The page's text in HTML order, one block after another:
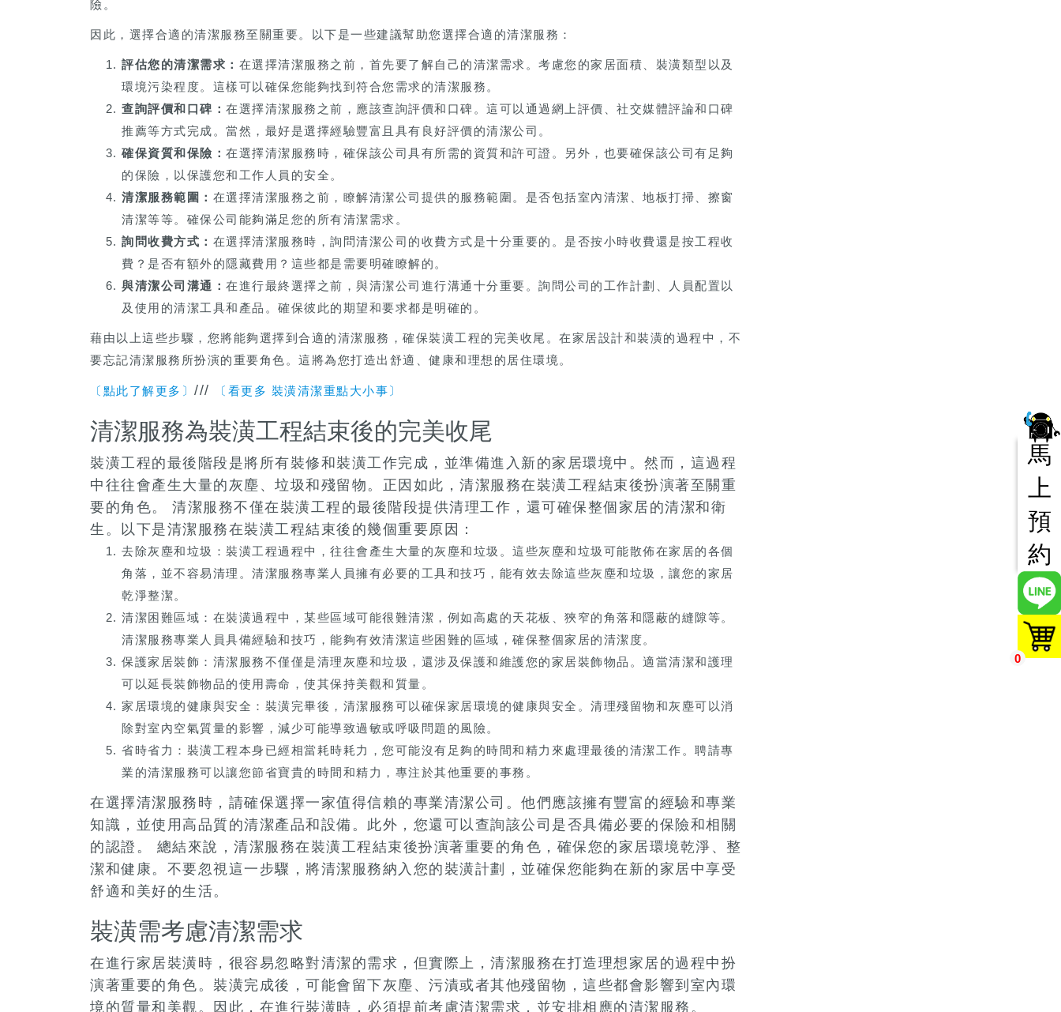
險。
因此，選擇合適的清潔服務至關重要。以下是一些建議幫助您選擇合適的清潔服務：
評估您的清潔需求： 在選擇清潔服務之前，首先要了解自己的清潔需求。考慮您的家居面積、裝潢類型以及
環境污染程度。這樣可以確保您能夠找到符合您需求的清潔服務。
查詢評價和口碑： 在選擇清潔服務之前，應該查詢評價和口碑。這可以通過網上評價、社交媒體評論和口碑
推薦等方式完成。當然，最好是選擇經驗豐富且具有良好評價的清潔公司。
確保資質和保險： 在選擇清潔服務時，確保該公司具有所需的資質和許可證。另外，也要確保該公司有足夠
的保險，以保護您和工作人員的安全。
清潔服務範圍： 在選擇清潔服務之前，瞭解清潔公司提供的服務範圍。是否包括室內清潔、地板打掃、擦窗
清潔等等。確保公司能夠滿足您的所有清潔需求。
詢問收費方式： 在選擇清潔服務時，詢問清潔公司的收費方式是十分重要的。是否按小時收費還是按工程收
費？是否有額外的隱藏費用？這些都是需要明確瞭解的。
與清潔公司溝通： 在進行最終選擇之前，與清潔公司進行溝通十分重要。詢問公司的工作計劃、人員配置以
及使用的清潔工具和產品。確保彼此的期望和要求都是明確的。
藉由以上這些步驟，您將能夠選擇到合適的清潔服務，確保裝潢工程的完美收尾。在家居設計和裝潢的過程中，不
要忘記清潔服務所扮演的重要角色。這將為您打造出舒適、健康和理想的居住環境。
〔點此了解更多〕 /// 〔看更多 裝潢清潔重點大小事〕
清潔服務為裝潢工程結束後的完美收尾
裝潢工程的最後階段是將所有裝修和裝潢工作完成，並準備進入新的家居環境中。然而，這過程
中往往會產生大量的灰塵、垃圾和殘留物。正因如此，清潔服務在裝潢工程結束後扮演著至關重
要的角色。 清潔服務不僅在裝潢工程的最後階段提供清理工作，還可確保整個家居的清潔和衛
生。以下是清潔服務在裝潢工程結束後的幾個重要原因：
去除灰塵和垃圾：裝潢工程過程中，往往會產生大量的灰塵和垃圾。這些灰塵和垃圾可能散佈在家居的各個
角落，並不容易清理。清潔服務專業人員擁有必要的工具和技巧，能有效去除這些灰塵和垃圾，讓您的家居
乾淨整潔。
清潔困難區域：在裝潢過程中，某些區域可能很難清潔，例如高處的天花板、狹窄的角落和隱蔽的縫隙等。
清潔服務專業人員具備經驗和技巧，能夠有效清潔這些困難的區域，確保整個家居的清潔度。
保護家居裝飾：清潔服務不僅僅是清理灰塵和垃圾，還涉及保護和維護您的家居裝飾物品。適當清潔和護理
可以延長裝飾物品的使用壽命，使其保持美觀和質量。
家居環境的健康與安全：裝潢完畢後，清潔服務可以確保家居環境的健康與安全。清理殘留物和灰塵可以消
除對室內空氣質量的影響，減少可能導致過敏或呼吸問題的風險。
省時省力：裝潢工程本身已經相當耗時耗力，您可能沒有足夠的時間和精力來處理最後的清潔工作。聘請專
業的清潔服務可以讓您節省寶貴的時間和精力，專注於其他重要的事務。
在選擇清潔服務時，請確保選擇一家值得信賴的專業清潔公司。他們應該擁有豐富的經驗和專業
知識，並使用高品質的清潔產品和設備。此外，您還可以查詢該公司是否具備必要的保險和相關
的認證。 總結來說，清潔服務在裝潢工程結束後扮演著重要的角色，確保您的家居環境乾淨、整
潔和健康。不要忽視這一步驟，將清潔服務納入您的裝潢計劃，並確保您能夠在新的家居中享受
舒適和美好的生活。
裝潢需考慮清潔需求
在進行家居裝潢時，很容易忽略對清潔的需求，但實際上，清潔服務在打造理想家居的過程中扮
演著重要的角色。裝潢完成後，可能會留下灰塵、污漬或者其他殘留物，這些都會影響到室內環
境的質量和美觀。因此，在進行裝潢時，必須提前考慮清潔需求，並安排相應的清潔服務。
馬
上
預
約
0